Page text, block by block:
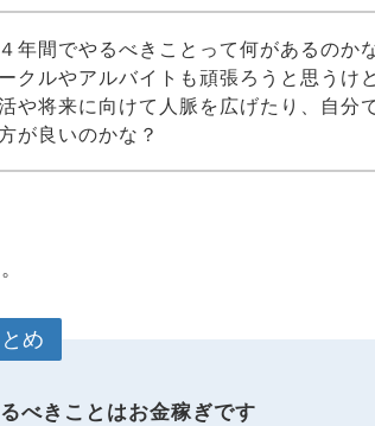
年間でやるべきことって何があるのか
クルやアルバイトも頑張ろうと思うけ
や将来に向けて人脈を広げたり、自分
が良いのかな？
め
べきことはお金稼ぎです